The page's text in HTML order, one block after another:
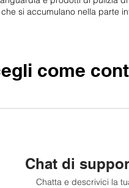
si accumulano nella parte
come
Chat di
Chatta e descrivici la